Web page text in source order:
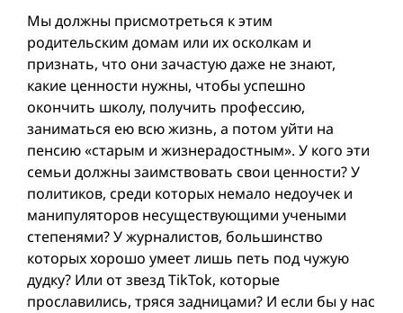
Мы должны присмотреться к этим
родительским домам или их осколкам и
признать, что они зачастую даже не знают,
какие ценности нужны, чтобы успешно
окончить школу, получить профессию,
заниматься ею всю жизнь, а потом уйти на
пенсию «старым и жизнерадостным». У кого эти
семьи должны заимствовать свои ценности? У
политиков, среди которых немало недоучек и
манипуляторов несуществующими учеными
степенями? У журналистов, большинство
которых хорошо умеет лишь петь под чужую
дудку? Или от звезд TikTok, которые
прославились, тряся задницами? И если бы у нас